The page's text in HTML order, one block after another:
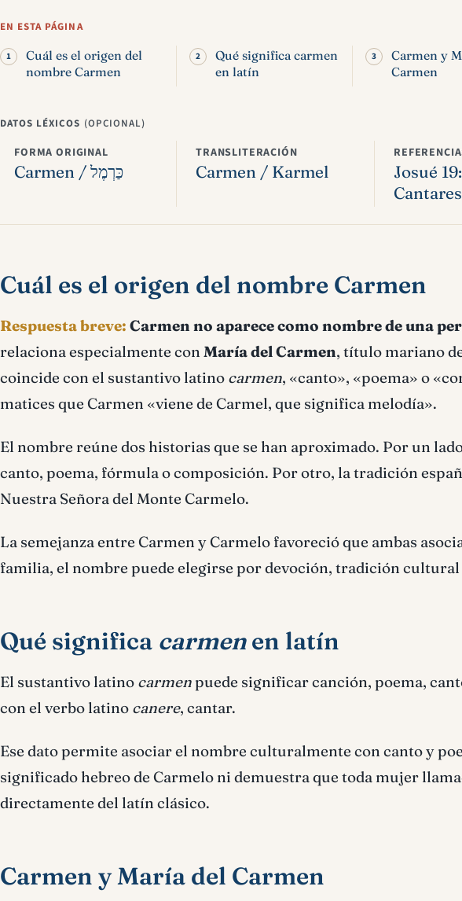
EN ESTA PÁGINA
Cuál es el origen del
nombre Carmen
Qué significa carmen
en latín
Carmen y
Carmen
DATOS LÉXICOS (OPCIONAL)
FORMA ORIGINAL
Carmen / כַּרְמֶל
TRANSLITERACIÓN
Carmen / Karmel
Josué
Cuál es el origen del nombre Carmen
Respuesta breve: Carmen no aparece como nombre de una
relaciona especialmente con María del Carmen, título mariano
coincide con el sustantivo latino carmen, «canto», «poema» o
matices que Carmen «viene de Carmel, que significa melodía».
El nombre reúne dos historias que se han aproximado. Por un
canto, poema, fórmula o composición. Por otro, la tradición
Nuestra Señora del Monte Carmelo.
La semejanza entre Carmen y Carmelo favoreció que ambas
familia, el nombre puede elegirse por devoción, tradición cultural
Qué significa carmenen latín
El sustantivo latino carmenpuede significar canción, poema,
con el verbo latino canere, cantar.
Ese dato permite asociar el nombre culturalmente con canto y
significado hebreo de Carmelo ni demuestra que toda mujer
directamente del latín clásico.
Carmen y María del Carmen